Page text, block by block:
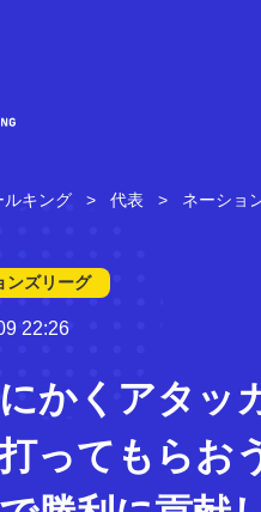
ルキング 代表 ネーショ
ンズリーグ
22:26
にかくアタッ
ってもらお